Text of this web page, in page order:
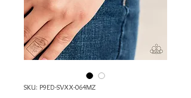
SKU: P9ED-SVXX-064MZ